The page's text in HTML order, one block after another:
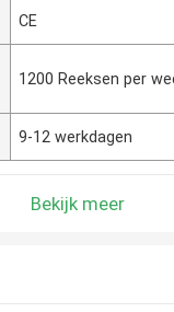
CE
1200 Reeksen per
9-12 werkdagen
Bekijk meer